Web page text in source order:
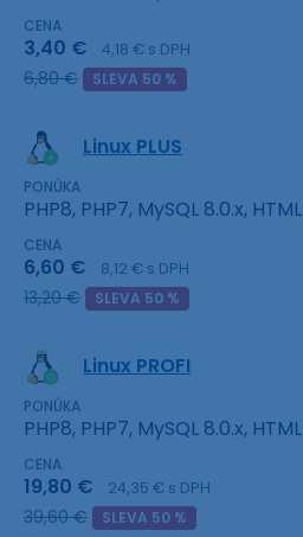
CENA
3,40 € 4,18 € s DPH
6,80 € SLEVA 50 %
Linux PLUS
PONÚKA
PHP8, PHP7, MySQL 8.0.x, HTML
CENA
6,60 € 8,12 € s DPH
13,20 € SLEVA 50 %
Linux PROFI
PONÚKA
PHP8, PHP7, MySQL 8.0.x, HTML
CENA
19,80 € 24,35 € s DPH
39,60 € SLEVA 50 %